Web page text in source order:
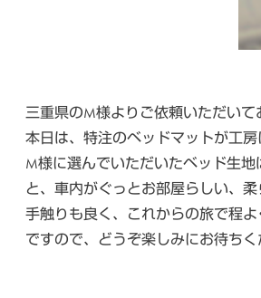
三重県のM様よりご依頼いただいて
本日は、特注のベッドマットが工房
M様に選んでいただいたベッド生
と、車内がぐっとお部屋らしい、
手触りも良く、これからの旅で程
ですので、どうぞ楽しみにお待ちく